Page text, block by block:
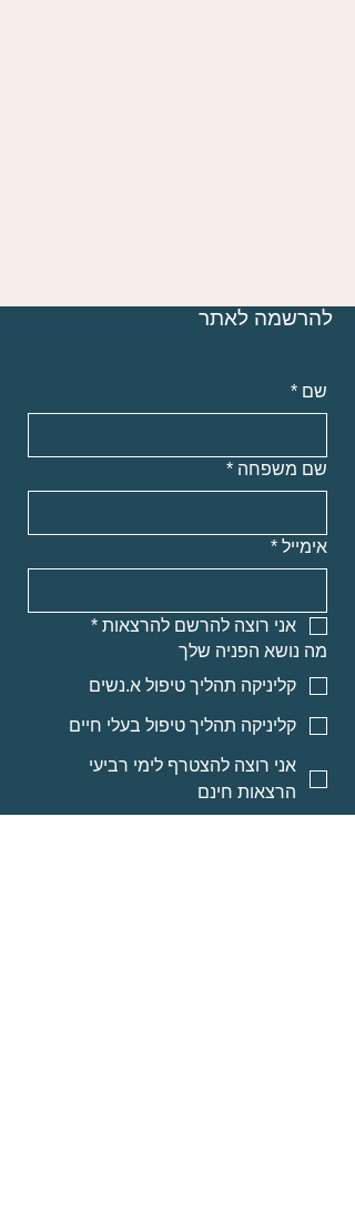
להרשמה לאתר
שם *
שם משפחה *
אימייל *
אני רוצה להרשם להרצאות *
מה נושא הפניה שלך
קליניקה תהליך טיפול א.נשים
קליניקה תהליך טיפול בעלי חיים
אני רוצה להצטרף לימי רביעי
הרצאות חינם